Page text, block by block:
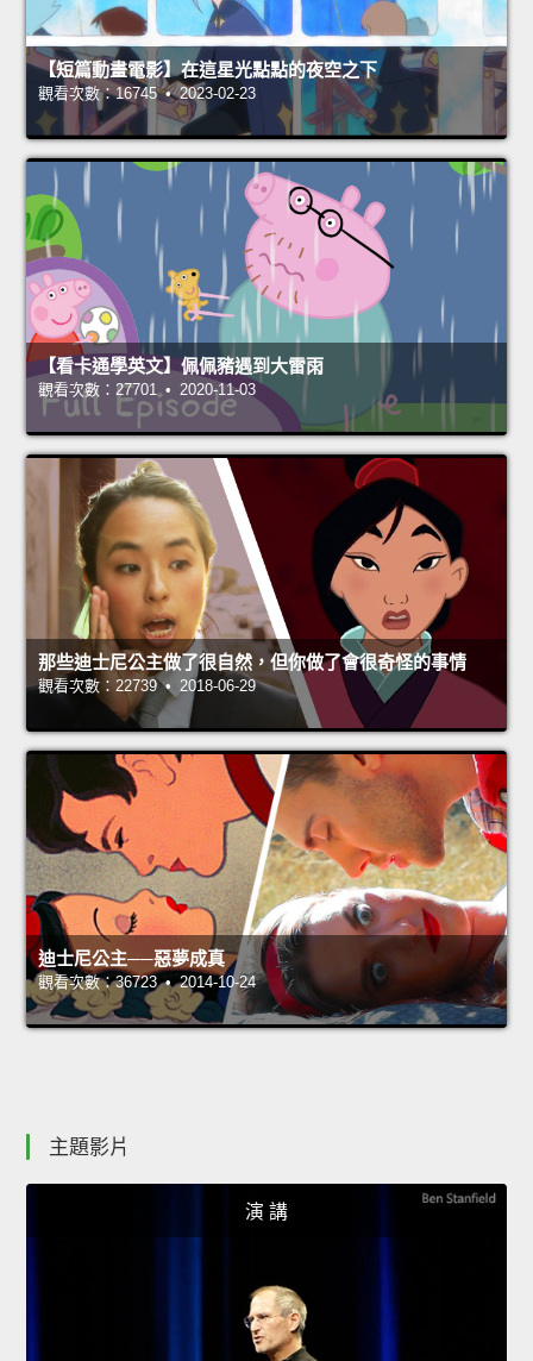
【短篇動畫電影】在這星光點點的夜空之下
觀看次數：16745 • 2023-02-23
【看卡通學英文】佩佩豬遇到大雷雨
觀看次數：27701 • 2020-11-03
那些迪士尼公主做了很自然，但你做了會很奇怪的事情
觀看次數：22739 • 2018-06-29
迪士尼公主──惡夢成真
觀看次數：36723 • 2014-10-24
主題影片
演 講